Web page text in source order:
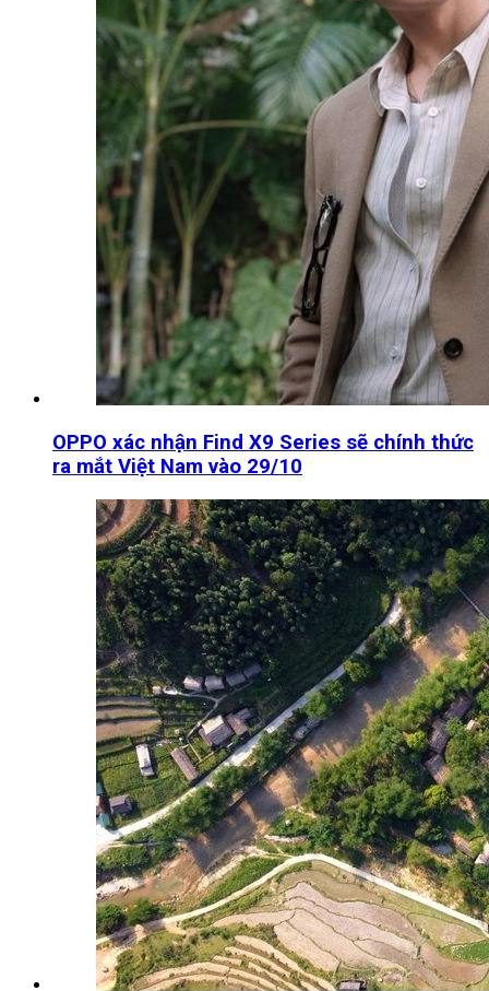
OPPO xác nhận Find X9 Series sẽ chính thức
ra mắt Việt Nam vào 29/10